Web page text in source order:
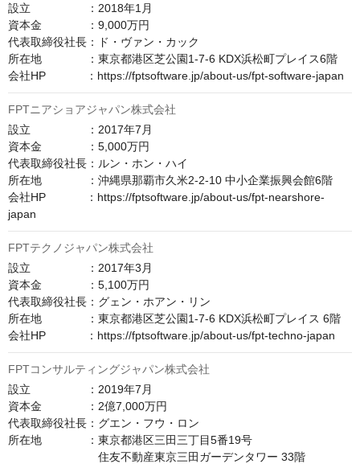
設立　　　　　：2018年1月
資本金　　　　：9,000万円
代表取締役社長：ド・ヴァン・カック
所在地　　　　：東京都港区芝公園1-7-6 KDX浜松町プレイス6階
会社HP　　　  ：https://fptsoftware.jp/about-us/fpt-software-japan
FPTニアショアジャパン株式会社
設立　　　　　：2017年7月
資本金　　　　：5,000万円
代表取締役社長：ルン・ホン・ハイ
所在地　　　　：沖縄県那覇市久米2-2-10 中小企業振興会館6階
会社HP　　　  ：https://fptsoftware.jp/about-us/fpt-nearshore-
japan
FPTテクノジャパン株式会社
設立　　　　　：2017年3月
資本金　　　　：5,100万円
代表取締役社長：グェン・ホアン・リン
所在地　　　　：東京都港区芝公園1-7-6 KDX浜松町プレイス 6階
会社HP　　　  ：https://fptsoftware.jp/about-us/fpt-techno-japan
FPTコンサルティングジャパン株式会社
設立　　　　　：2019年7月
資本金　　　　：2億7,000万円
代表取締役社長：グエン・フウ・ロン
所在地　　　　：東京都港区三田三丁目5番19号
住友不動産東京三田ガーデンタワー 33階